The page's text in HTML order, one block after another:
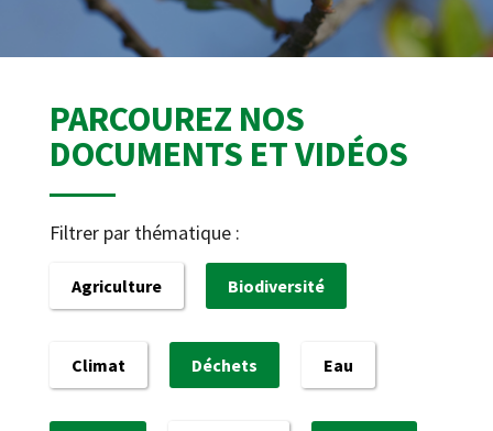
PARCOUREZ NOS
DOCUMENTS ET VIDÉOS
Filtrer par thématique :
Agriculture Biodiversité
Climat Déchets Eau